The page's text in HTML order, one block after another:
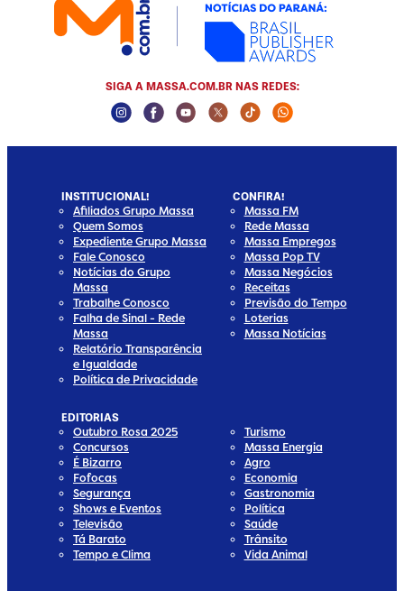
SIGA A MASSA.COM.BR NAS REDES:
Instagram Social Media
Facebook Social Media
Youtube Social Media
Twitter Social Media
Tiktok Social Media
Whatsapp
INSTITUCIONAL!
Afiliados Grupo Massa
Quem Somos
Expediente Grupo Massa
Fale Conosco
Notícias do Grupo
Massa
Trabalhe Conosco
Falha de Sinal - Rede
Massa
Relatório Transparência
e Igualdade
Política de Privacidade
CONFIRA!
Massa FM
Rede Massa
Massa Empregos
Massa Pop TV
Massa Negócios
Receitas
Previsão do Tempo
Loterias
Massa Notícias
EDITORIAS
Outubro Rosa 2025
Concursos
É Bizarro
Fofocas
Segurança
Shows e Eventos
Televisão
Tá Barato
Tempo e Clima
Turismo
Massa Energia
Agro
Economia
Gastronomia
Política
Saúde
Trânsito
Vida Animal